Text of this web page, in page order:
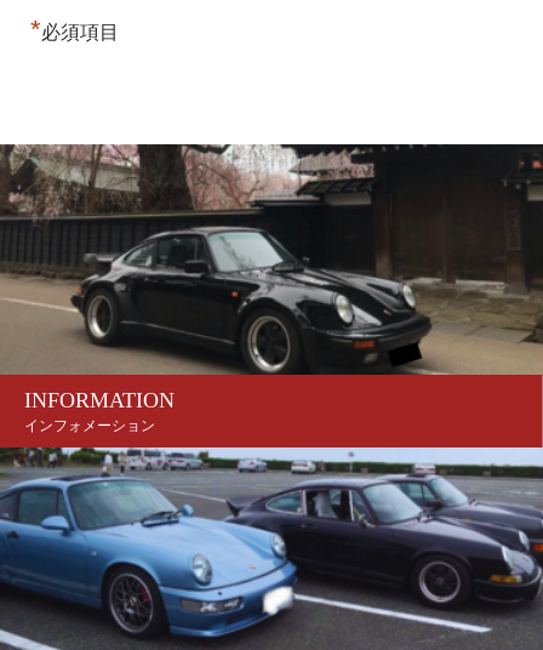
*必須項目
INFORMATION
インフォメーション